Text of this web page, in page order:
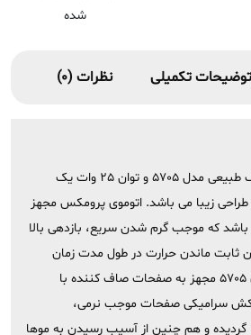
شده
توضیحات تکمیلی نظرات (0)
اتو مو پرومکس با سرامیک طبیعی مدل 5705 و توان 25 وات یک
زیبا می باشد. اتوموی پرومکس مجهز
که موجب گرم شدن سریع، بازدهی بالا
ثابت ماندن حرارت در طول مدت زمان
استفاده می گردد. اتو موی 5705 مجهز به صفحات صاف کننده با
سرامیکی صفحات موجب نرمی،
و هم چنین از آسیب رسیدن به موها